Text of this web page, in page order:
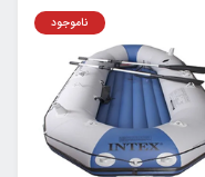
ناموجود